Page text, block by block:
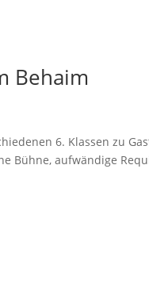
Behaim
6. Klassen zu
Bühne, aufwändige